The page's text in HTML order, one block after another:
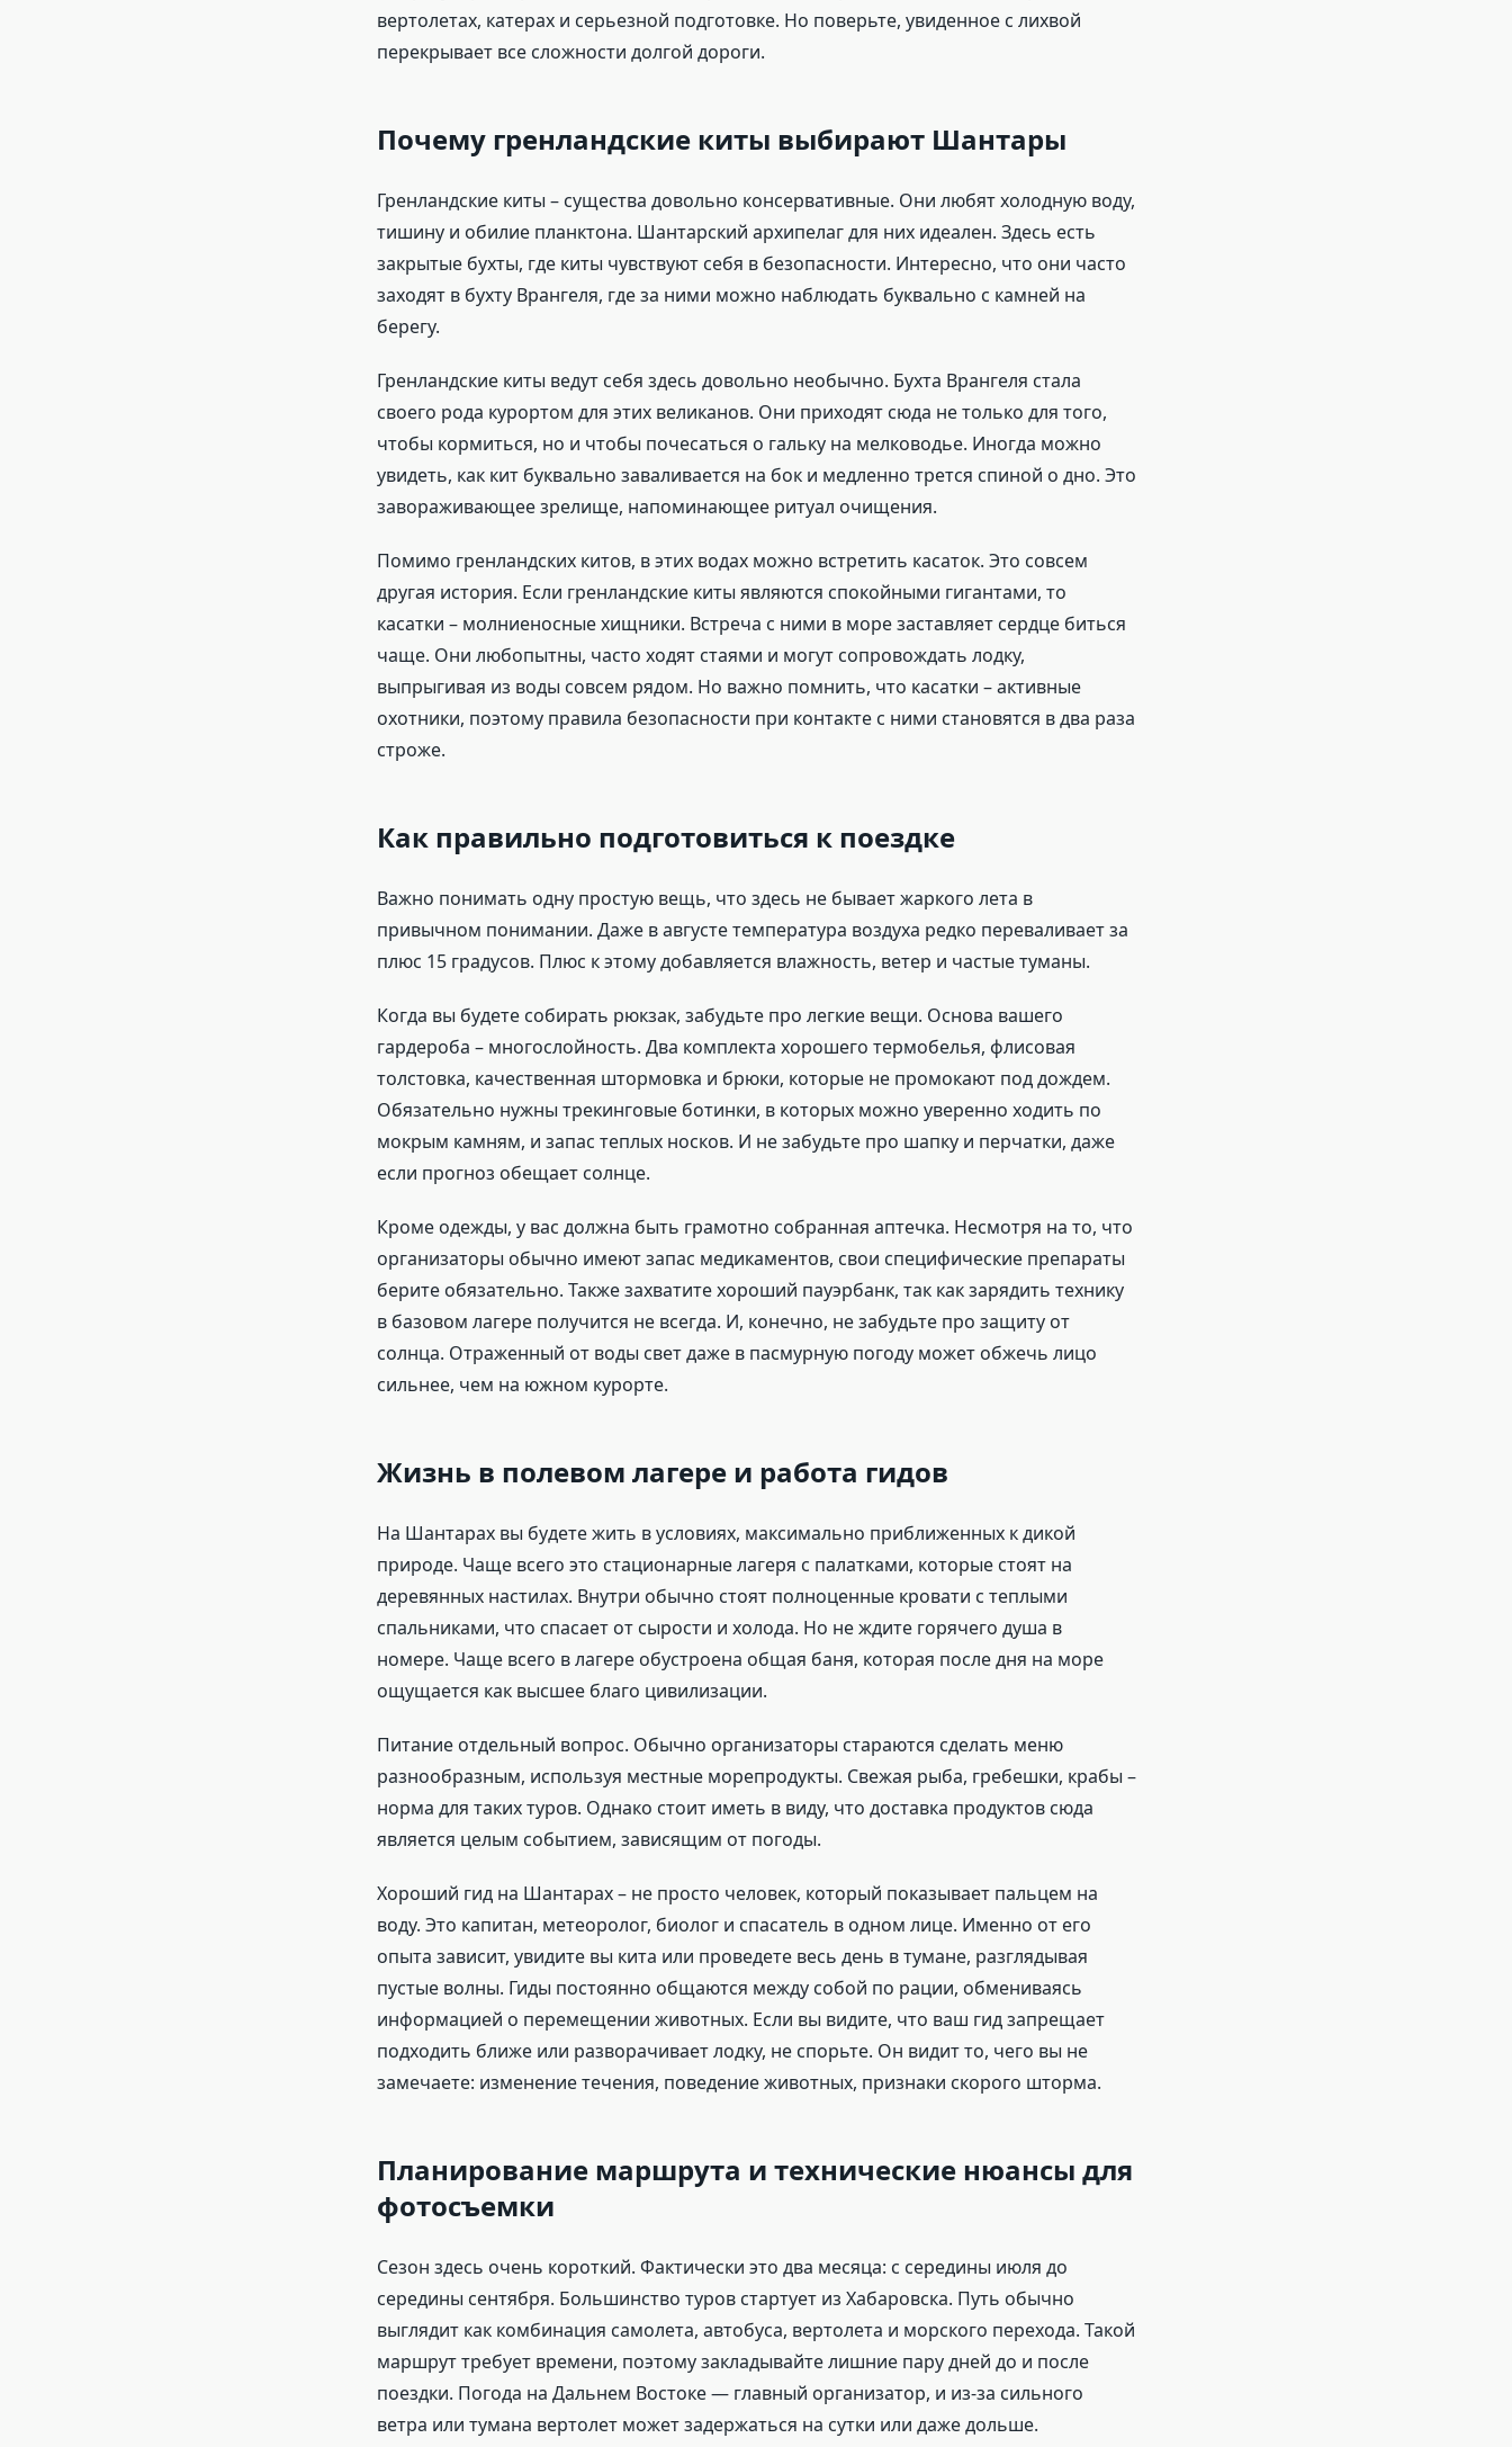
вертолетах, катерах и серьезной подготовке. Но поверьте, увиденное с лихвой
перекрывает все сложности долгой дороги.
Почему гренландские киты выбирают Шантары
Гренландские киты – существа довольно консервативные. Они любят холодную воду,
тишину и обилие планктона. Шантарский архипелаг для них идеален. Здесь есть
закрытые бухты, где киты чувствуют себя в безопасности. Интересно, что они часто
заходят в бухту Врангеля, где за ними можно наблюдать буквально с камней на
берегу.
Гренландские киты ведут себя здесь довольно необычно. Бухта Врангеля стала
своего рода курортом для этих великанов. Они приходят сюда не только для того,
чтобы кормиться, но и чтобы почесаться о гальку на мелководье. Иногда можно
увидеть, как кит буквально заваливается на бок и медленно трется спиной о дно. Это
завораживающее зрелище, напоминающее ритуал очищения.
Помимо гренландских китов, в этих водах можно встретить касаток. Это совсем
другая история. Если гренландские киты являются спокойными гигантами, то
касатки – молниеносные хищники. Встреча с ними в море заставляет сердце биться
чаще. Они любопытны, часто ходят стаями и могут сопровождать лодку,
выпрыгивая из воды совсем рядом. Но важно помнить, что касатки – активные
охотники, поэтому правила безопасности при контакте с ними становятся в два раза
строже.
Как правильно подготовиться к поездке
Важно понимать одну простую вещь, что здесь не бывает жаркого лета в
привычном понимании. Даже в августе температура воздуха редко переваливает за
плюс 15 градусов. Плюс к этому добавляется влажность, ветер и частые туманы.
Когда вы будете собирать рюкзак, забудьте про легкие вещи. Основа вашего
гардероба – многослойность. Два комплекта хорошего термобелья, флисовая
толстовка, качественная штормовка и брюки, которые не промокают под дождем.
Обязательно нужны трекинговые ботинки, в которых можно уверенно ходить по
мокрым камням, и запас теплых носков. И не забудьте про шапку и перчатки, даже
если прогноз обещает солнце.
Кроме одежды, у вас должна быть грамотно собранная аптечка. Несмотря на то, что
организаторы обычно имеют запас медикаментов, свои специфические препараты
берите обязательно. Также захватите хороший пауэрбанк, так как зарядить технику
в базовом лагере получится не всегда. И, конечно, не забудьте про защиту от
солнца. Отраженный от воды свет даже в пасмурную погоду может обжечь лицо
сильнее, чем на южном курорте.
Жизнь в полевом лагере и работа гидов
На Шантарах вы будете жить в условиях, максимально приближенных к дикой
природе. Чаще всего это стационарные лагеря с палатками, которые стоят на
деревянных настилах. Внутри обычно стоят полноценные кровати с теплыми
спальниками, что спасает от сырости и холода. Но не ждите горячего душа в
номере. Чаще всего в лагере обустроена общая баня, которая после дня на море
ощущается как высшее благо цивилизации.
Питание отдельный вопрос. Обычно организаторы стараются сделать меню
разнообразным, используя местные морепродукты. Свежая рыба, гребешки, крабы –
норма для таких туров. Однако стоит иметь в виду, что доставка продуктов сюда
является целым событием, зависящим от погоды.
Хороший гид на Шантарах – не просто человек, который показывает пальцем на
воду. Это капитан, метеоролог, биолог и спасатель в одном лице. Именно от его
опыта зависит, увидите вы кита или проведете весь день в тумане, разглядывая
пустые волны. Гиды постоянно общаются между собой по рации, обмениваясь
информацией о перемещении животных. Если вы видите, что ваш гид запрещает
подходить ближе или разворачивает лодку, не спорьте. Он видит то, чего вы не
замечаете: изменение течения, поведение животных, признаки скорого шторма.
Планирование маршрута и технические нюансы для
фотосъемки
Сезон здесь очень короткий. Фактически это два месяца: с середины июля до
середины сентября. Большинство туров стартует из Хабаровска. Путь обычно
выглядит как комбинация самолета, автобуса, вертолета и морского перехода. Такой
маршрут требует времени, поэтому закладывайте лишние пару дней до и после
поездки. Погода на Дальнем Востоке — главный организатор, и из-за сильного
ветра или тумана вертолет может задержаться на сутки или даже дольше.